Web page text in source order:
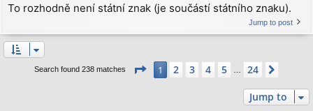
To rozhodně není státní znak (je součástí státního znaku).
Jump to post
Search found 238 matches Page 1of24
1 2 3 4 5 24
Jump to